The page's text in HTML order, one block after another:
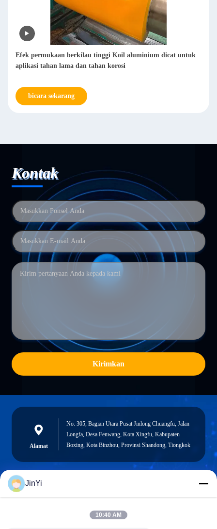
Efek permukaan berkilau tinggi Koil aluminium dicat untuk
aplikasi tahan lama dan tahan korosi
bicara sekarang
Kontak
Kirimkan
Alamat
No. 305, Bagian Utara Pusat Jinlong Chuangfu, Jalan
Longfa, Desa Fenwang, Kota Xingfu, Kabupaten
Boxing, Kota Binzhou, Provinsi Shandong, Tiongkok
chenshasha1867@gmail.com
JinYi
10:40 AM